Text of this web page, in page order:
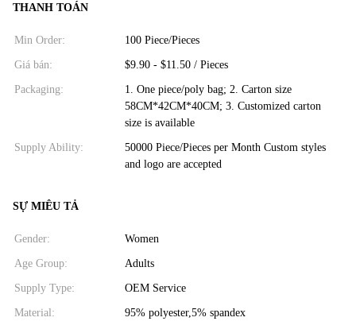
THANH TOÁN
Min Order: 100 Piece/Pieces
Giá bán: $9.90 - $11.50 / Pieces
Packaging:
1. One piece/poly bag; 2. Carton size
58CM*42CM*40CM; 3. Customized carton
size is available
Supply Ability:
50000 Piece/Pieces per Month Custom styles
and logo are accepted
SỰ MIÊU TẢ
Gender: Women
Age Group: Adults
Supply Type: OEM Service
Material: 95% polyester,5% spandex